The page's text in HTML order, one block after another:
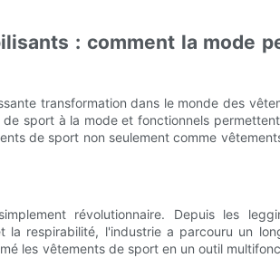
: comment la mode
transformation dans le monde des
sport à la mode et fonctionnels
de sport non seulement comme
révolutionnaire. Depuis les
respirabilité, l'industrie a parcouru un
les vêtements de sport en un outil